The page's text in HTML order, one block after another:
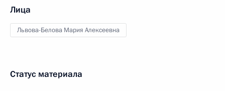
Лица
Львова-Белова Мария Алексеевна
Статус материала